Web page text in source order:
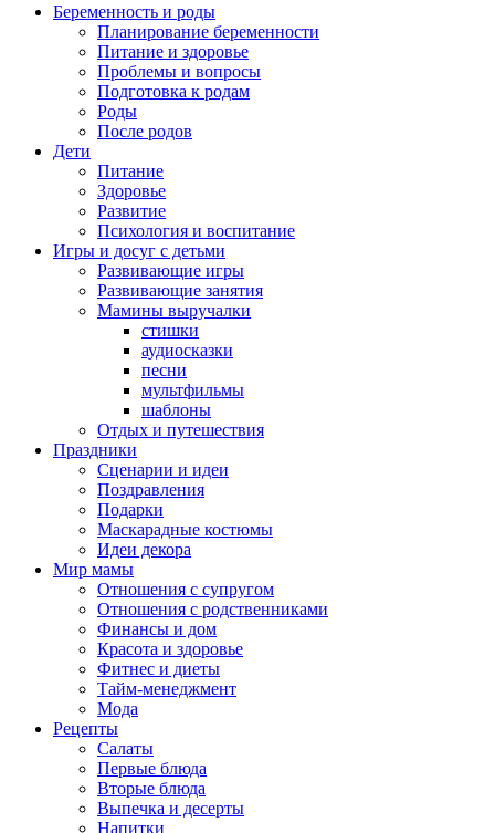
Беременность и роды
Планирование беременности
Питание и здоровье
Проблемы и вопросы
Подготовка к родам
Роды
После родов
Дети
Питание
Здоровье
Развитие
Психология и воспитание
Игры и досуг с детьми
Развивающие игры
Развивающие занятия
Мамины выручалки
стишки
аудиосказки
песни
мультфильмы
шаблоны
Отдых и путешествия
Праздники
Сценарии и идеи
Поздравления
Подарки
Маскарадные костюмы
Идеи декора
Мир мамы
Отношения с супругом
Отношения с родственниками
Финансы и дом
Красота и здоровье
Фитнес и диеты
Тайм-менеджмент
Мода
Рецепты
Салаты
Первые блюда
Вторые блюда
Выпечка и десерты
Напитки